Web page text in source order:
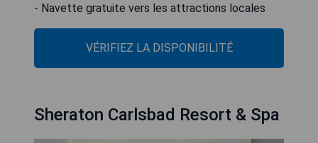
- Navette gratuite vers les attractions locales
VÉRIFIEZ LA DISPONIBILITÉ
Sheraton Carlsbad Resort & Spa